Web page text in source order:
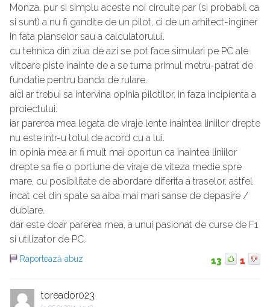
Monza. pur si simplu aceste noi circuite par (si probabil ca
si sunt) a nu fi gandite de un pilot, ci de un arhitect-inginer
in fata planselor sau a calculatorului.
cu tehnica din ziua de azi se pot face simulari pe PC ale
viitoare piste inainte de a se turna primul metru-patrat de
fundatie pentru banda de rulare.
aici ar trebui sa intervina opinia pilotilor, in faza incipienta a
proiectului.
iar parerea mea legata de viraje lente inaintea liniilor drepte
nu este intr-u totul de acord cu a lui.
in opinia mea ar fi mult mai oportun ca inaintea liniilor
drepte sa fie o portiune de viraje de viteza medie spre
mare, cu posibilitate de abordare diferita a traselor, astfel
incat cel din spate sa aiba mai mari sanse de depasire /
dublare.
dar este doar parerea mea, a unui pasionat de curse de F1
si utilizator de PC.
Raportează abuz 13 1
toreador023